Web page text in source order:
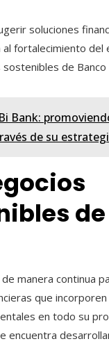
soluciones
al fortalecimiento del
sostenibles de Banco
Bi Bank:
de su
de
manera continua
que
en todo su
encuentra